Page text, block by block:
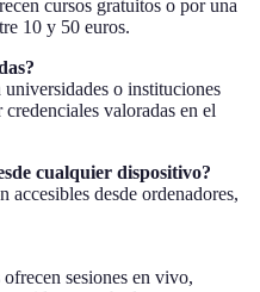
cursos gratuitos o por una
10 y 50 euros.
o instituciones
valoradas en el
cualquier dispositivo?
accesibles desde ordenadores,
sesiones en vivo,